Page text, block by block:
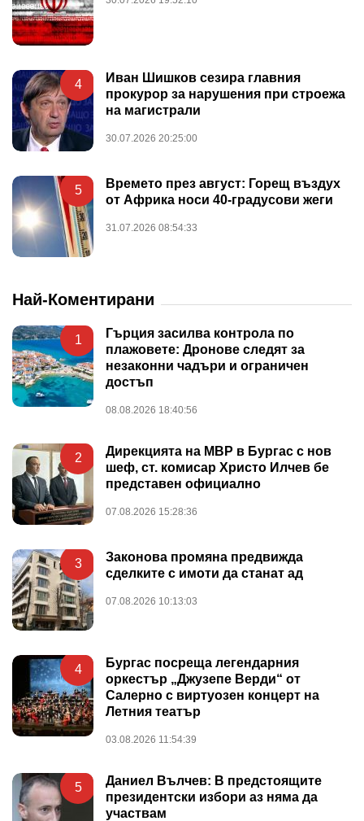
4
Иван Шишков сезира главния
прокурор за нарушения при строежа
на магистрали
30.07.2026 20:25:00
5
Времето през август: Горещ въздух
от Африка носи 40-градусови жеги
31.07.2026 08:54:33
Най-Коментирани
1
Гърция засилва контрола по
плажовете: Дронове следят за
незаконни чадъри и ограничен
достъп
08.08.2026 18:40:56
2
Дирекцията на МВР в Бургас с нов
шеф, ст. комисар Христо Илчев бе
представен официално
07.08.2026 15:28:36
3
Законова промяна предвижда
сделките с имоти да станат ад
07.08.2026 10:13:03
4
Бургас посреща легендарния
оркестър „Джузепе Верди“ от
Салерно с виртуозен концерт на
Летния театър
03.08.2026 11:54:39
5
Даниел Вълчев: В предстоящите
президентски избори аз няма да
участвам